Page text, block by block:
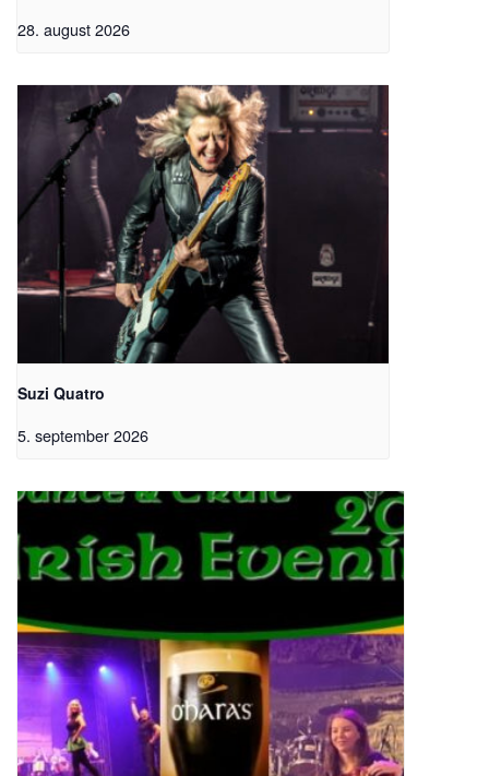
28. august 2026
Suzi Quatro
5. september 2026